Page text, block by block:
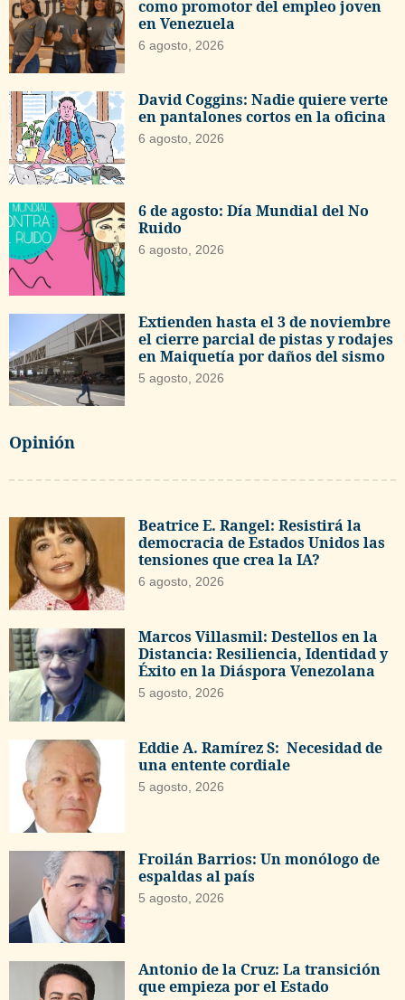
como promotor del empleo joven
en Venezuela
6 agosto, 2026
David Coggins: Nadie quiere verte
en pantalones cortos en la oficina
6 agosto, 2026
6 de agosto: Día Mundial del No
Ruido
6 agosto, 2026
Extienden hasta el 3 de noviembre
el cierre parcial de pistas y rodajes
en Maiquetía por daños del sismo
5 agosto, 2026
Opinión
Beatrice E. Rangel: Resistirá la
democracia de Estados Unidos las
tensiones que crea la IA?
6 agosto, 2026
Marcos Villasmil: Destellos en la
Distancia: Resiliencia, Identidad y
Éxito en la Diáspora Venezolana
5 agosto, 2026
Eddie A. Ramírez S: Necesidad de
una entente cordiale
5 agosto, 2026
Froilán Barrios: Un monólogo de
espaldas al país
5 agosto, 2026
Antonio de la Cruz: La transición
que empieza por el Estado